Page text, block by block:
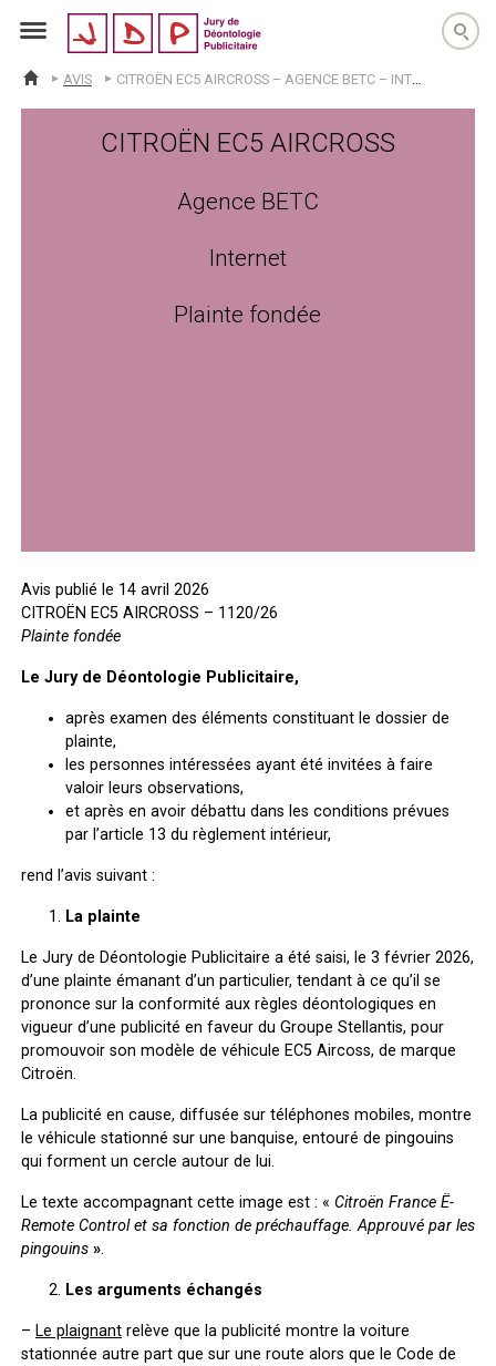
jdp
ACCUEIL
AVIS CITROËN EC5 AIRCROSS – AGENCE BETC – INTERNET – PLAINTE FONDÉE
CITROËN EC5 AIRCROSS
Agence BETC
Internet
Plainte fondée
Avis publié le 14 avril 2026
CITROËN EC5 AIRCROSS – 1120/26
Plainte fondée
Le Jury de Déontologie Publicitaire,
après examen des éléments constituant le dossier de
plainte,
les personnes intéressées ayant été invitées à faire
valoir leurs observations,
et après en avoir débattu dans les conditions prévues
par l’article 13 du règlement intérieur,
rend l’avis suivant :
La plainte
Le Jury de Déontologie Publicitaire a été saisi, le 3 février 2026,
d’une plainte émanant d’un particulier, tendant à ce qu’il se
prononce sur la conformité aux règles déontologiques en
vigueur d’une publicité en faveur du Groupe Stellantis, pour
promouvoir son modèle de véhicule EC5 Aircoss, de marque
Citroën.
La publicité en cause, diffusée sur téléphones mobiles, montre
le véhicule stationné sur une banquise, entouré de pingouins
qui forment un cercle autour de lui.
Le texte accompagnant cette image est : « Citroën France Ë-
Remote Control et sa fonction de préchauffage. Approuvé par les
pingouins ».
Les arguments échangés
– Le plaignantrelève que la publicité montre la voiture
stationnée autre part que sur une route alors que le Code de